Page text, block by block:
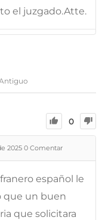
el juzgado.Atte.
0
2025 0 Comentar
español le
que un buen
que solicitara